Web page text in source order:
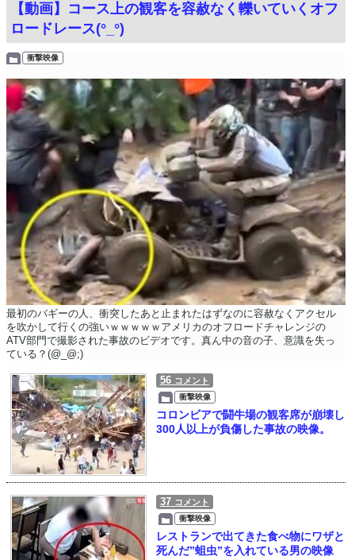
【動画】コース上の観客を容赦なく轢いていくオフ
ロードレース(°_°)
衝撃映像
最初のバギーの人、衝突したあと止まれたはずなのに容赦なくアクセル
を吹かして行くの強いｗｗｗｗｗアメリカのオフロードチャレンジの
ATV部門で撮影された事故のビデオです。真ん中の音の子、意識を失っ
ている？(@_@;)
56 コメント
衝撃映像
コロンビアで闘牛場の観客席が崩壊し
300人以上が負傷した事故の映像。
37 コメント
衝撃映像
レストランで出てきた食べ物にワザと
死んだ”蛆虫”を入れている男の映像